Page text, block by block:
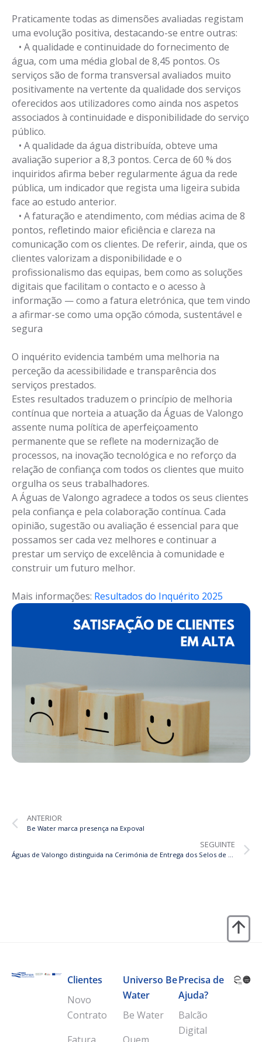
Praticamente todas as dimensões avaliadas registam
uma evolução positiva, destacando-se entre outras:
• A qualidade e continuidade do fornecimento de
água, com uma média global de 8,45 pontos. Os
serviços são de forma transversal avaliados muito
positivamente na vertente da qualidade dos serviços
oferecidos aos utilizadores como ainda nos aspetos
associados à continuidade e disponibilidade do serviço
público.
• A qualidade da água distribuída, obteve uma
avaliação superior a 8,3 pontos. Cerca de 60 % dos
inquiridos afirma beber regularmente água da rede
pública, um indicador que regista uma ligeira subida
face ao estudo anterior.
• A faturação e atendimento, com médias acima de 8
pontos, refletindo maior eficiência e clareza na
comunicação com os clientes. De referir, ainda, que os
clientes valorizam a disponibilidade e o
profissionalismo das equipas, bem como as soluções
digitais que facilitam o contacto e o acesso à
informação — como a fatura eletrónica, que tem vindo
a afirmar-se como uma opção cómoda, sustentável e
segura
O inquérito evidencia também uma melhoria na
perceção da acessibilidade e transparência dos
serviços prestados.
Estes resultados traduzem o princípio de melhoria
contínua que norteia a atuação da Águas de Valongo
assente numa política de aperfeiçoamento
permanente que se reflete na modernização de
processos, na inovação tecnológica e no reforço da
relação de confiança com todos os clientes que muito
orgulha os seus trabalhadores.
A Águas de Valongo agradece a todos os seus clientes
pela confiança e pela colaboração contínua. Cada
opinião, sugestão ou avaliação é essencial para que
possamos ser cada vez melhores e continuar a
prestar um serviço de excelência à comunidade e
construir um futuro melhor.
Mais informações: Resultados do Inquérito 2025
ANTERIOR
Be Water marca presença na Expoval
SEGUINTE
Clientes
Novo
Contrato
Universo Be
Water
Be Water
Precisa de
Ajuda?
Balcão
Digital